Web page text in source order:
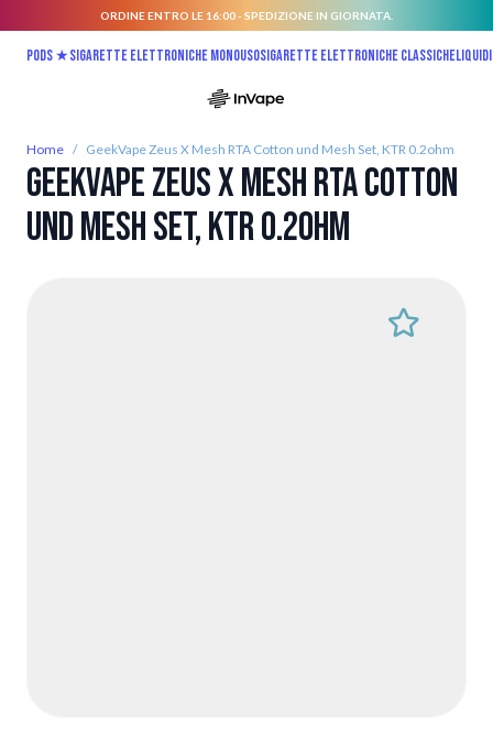
ORDINE ENTRO LE 16:00 - SPEDIZIONE IN GIORNATA.
Pods ★Sigarette elettroniche monousoSigarette elettroniche classiche
Home / GeekVape Zeus X Mesh RTA Cotton und Mesh Set, KTR 0.2ohm
GeekVape Zeus X Mesh RTA Cotton
und Mesh Set, KTR 0.2ohm